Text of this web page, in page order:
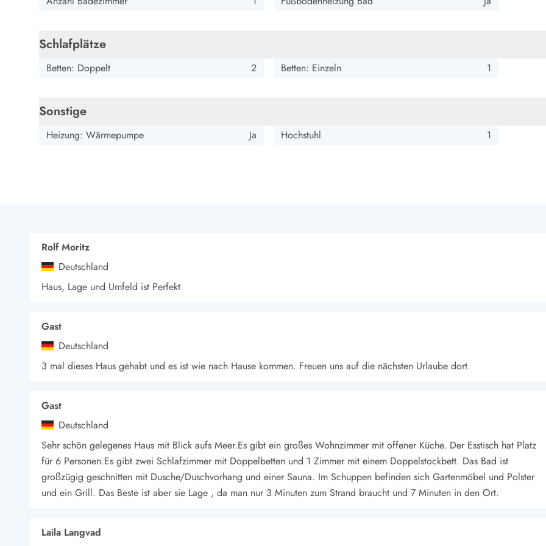
Nachhaltigkeit
Das sagen unsere Gäste
Sponsoren - Esmark unterstützt
Mietbedingungen
Datenschutzerklärung
Schlafplätze
Betten: Doppelt 2 Betten: Einzeln 1
Sonstige
Heizung: Wärmepumpe Ja Hochstuhl 1
Rolf Moritz
Deutschland
Haus, Lage und Umfeld ist Perfekt
Gast
Deutschland
3 mal dieses Haus gehabt und es ist wie nach Hause kommen. Freuen uns auf die nächsten Urlaube dort.
Gast
Deutschland
Sehr schön gelegenes Haus mit Blick aufs Meer.Es gibt ein großes Wohnzimmer mit offener Küche. Der Esstisch hat Platz
für 6 Personen.Es gibt zwei Schlafzimmer mit Doppelbetten und 1 Zimmer mit einem Doppelstockbett. Das Bad ist
großzügig geschnitten mit Dusche/Duschvorhang und einer Sauna. Im Schuppen befinden sich Gartenmöbel und Polster
und ein Grill. Das Beste ist aber sie Lage , da man nur 3 Minuten zum Strand braucht und 7 Minuten in den Ort.
Laila Langvad